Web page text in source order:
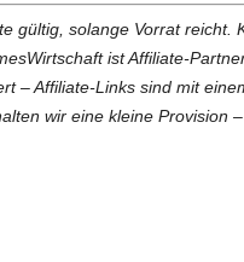
gültig, solange Vorrat reicht.
ist Affiliate-
– Affiliate-Links sind mit
wir eine kleine Provision